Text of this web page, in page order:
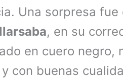
Una sorpresa
, en su
en cuero negro,
con buenas